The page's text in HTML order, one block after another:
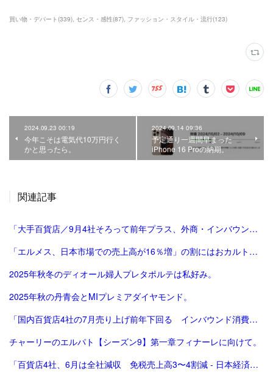
買い物・デパート(339) センス・感性(87) ファッション・スタイル・流行(123)
2024.09.23 00:19
今年こそは電気代10万円行く
かと思ったら。
2024.09.14 09:36
予定通り一週間早まった
iPhone 16 Proの納期。
関連記事
「大手百貨店／9月4社そろって前年プラス、外商・インバウンド好調 | 流通ニュース」
「エルメス、日本市場での売上高が16％増」の割にはおカルト系（笑）は減った気がする。
2025年秋冬のディオール婦人プレタポルテは私好み。
2025年秋の丹青会とMIプレミアダイヤモンド。
「国内百貨店4社の7月売り上げ前年下回る インバウンド消費減で | ロイター」
チャーリーのエルパト【シーズン9】第一章フィナーレに向けて。
「百貨店4社、6月は全社減収 免税売上高3〜4割減 - 日本経済新聞」